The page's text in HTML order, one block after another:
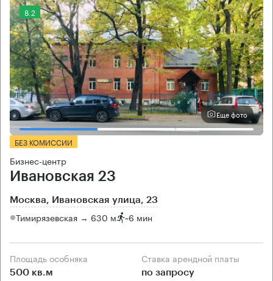
8.2
Еще фото
БЕЗ КОМИССИИ
Бизнес-центр
Ивановская 23
Москва, Ивановская улица, 23
Тимирязевская → 630 м ~6 мин
Площадь особняка
500 кв.м
Ставка арендной платы
по запросу